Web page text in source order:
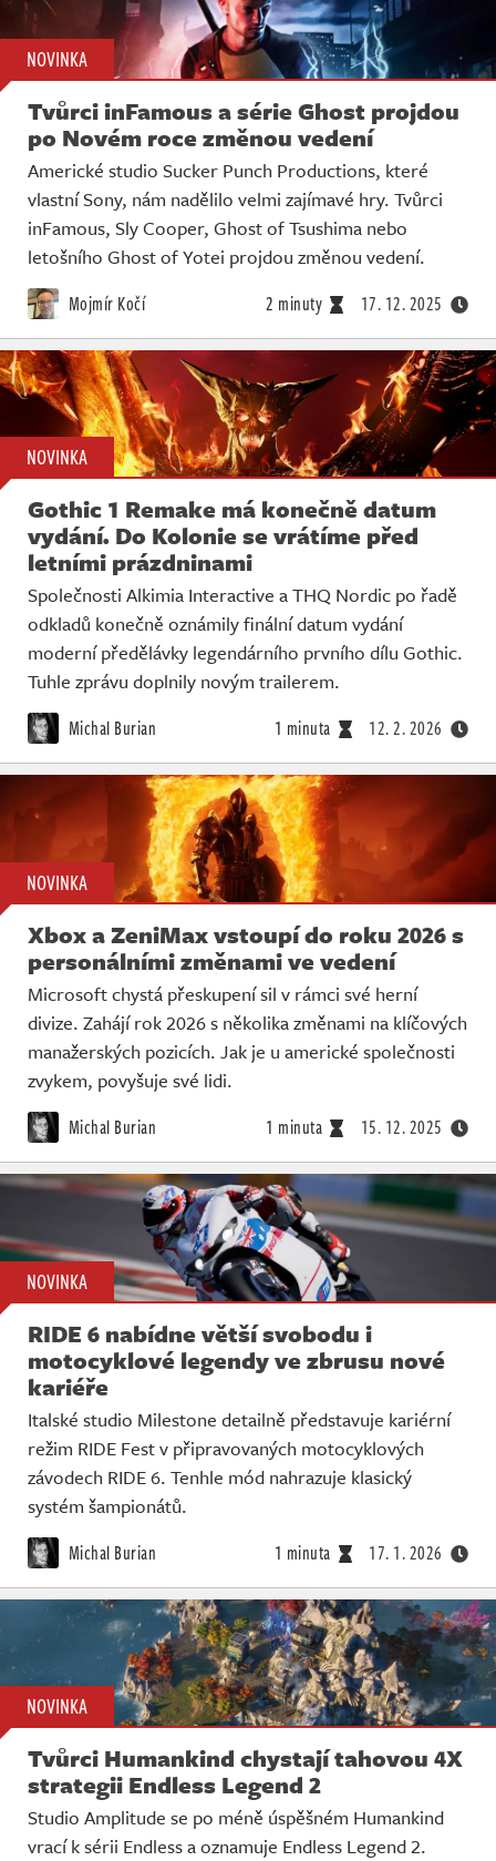
NOVINKA
Tvůrci inFamous a série Ghost projdou
po Novém roce změnou vedení
Americké studio Sucker Punch Productions, které
vlastní Sony, nám nadělilo velmi zajímavé hry. Tvůrci
inFamous, Sly Cooper, Ghost of Tsushima nebo
letošního Ghost of Yotei projdou změnou vedení.
Mojmír Kočí 2 minuty 17. 12. 2025
NOVINKA
Gothic 1 Remake má konečně datum
vydání. Do Kolonie se vrátíme před
letními prázdninami
Společnosti Alkimia Interactive a THQ Nordic po řadě
odkladů konečně oznámily finální datum vydání
moderní předělávky legendárního prvního dílu Gothic.
Tuhle zprávu doplnily novým trailerem.
Michal Burian 1 minuta 12. 2. 2026
NOVINKA
Xbox a ZeniMax vstoupí do roku 2026 s
personálními změnami ve vedení
Microsoft chystá přeskupení sil v rámci své herní
divize. Zahájí rok 2026 s několika změnami na klíčových
manažerských pozicích. Jak je u americké společnosti
zvykem, povyšuje své lidi.
Michal Burian 1 minuta 15. 12. 2025
NOVINKA
RIDE 6 nabídne větší svobodu i
motocyklové legendy ve zbrusu nové
kariéře
Italské studio Milestone detailně představuje kariérní
režim RIDE Fest v připravovaných motocyklových
závodech RIDE 6. Tenhle mód nahrazuje klasický
systém šampionátů.
Michal Burian 1 minuta 17. 1. 2026
NOVINKA
Tvůrci Humankind chystají tahovou 4X
strategii Endless Legend 2
Studio Amplitude se po méně úspěšném Humankind
vrací k sérii Endless a oznamuje Endless Legend 2.